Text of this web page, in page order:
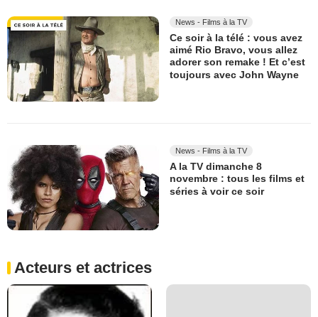
News - Films à la TV
Ce soir à la télé : vous avez
aimé Rio Bravo, vous allez
adorer son remake ! Et c’est
toujours avec John Wayne
News - Films à la TV
A la TV dimanche 8
novembre : tous les films et
séries à voir ce soir
Acteurs et actrices